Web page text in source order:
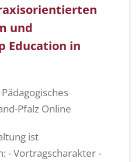
und
Education in
Pfalz Online
ist
- Vortragscharakter -